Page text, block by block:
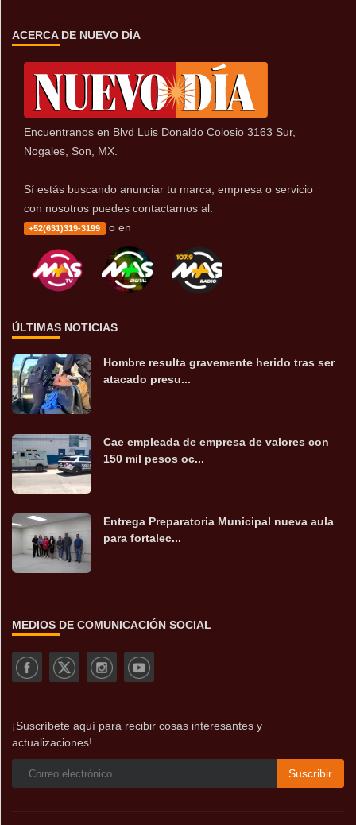
ACERCA DE NUEVO DÍA
Encuentranos en Blvd Luis Donaldo Colosio 3163 Sur,
Nogales, Son, MX.
Sí estás buscando anunciar tu marca, empresa o servicio
con nosotros puedes contactarnos al:
+52(631)319-3199 o en
ÚLTIMAS NOTICIAS
Hombre resulta gravemente herido tras ser
atacado presu...
Cae empleada de empresa de valores con
150 mil pesos oc...
Entrega Preparatoria Municipal nueva aula
para fortalec...
MEDIOS DE COMUNICACIÓN SOCIAL
¡Suscríbete aquí para recibir cosas interesantes y
actualizaciones!
Suscribir